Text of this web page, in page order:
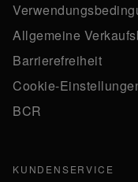
Allgemeine
Barrierefreiheit
Cookie-
BCR
KUNDENSERVICE